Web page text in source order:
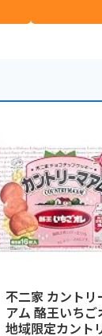
不二家 カントリ
アム 酪王いちご
地域限定カント